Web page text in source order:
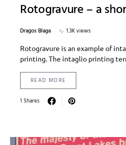
Rotogravure – a
Dragos Blaga
1.3K views
Rotogravure is an example of
printing. The intaglio printing
READ MORE
1 Shares